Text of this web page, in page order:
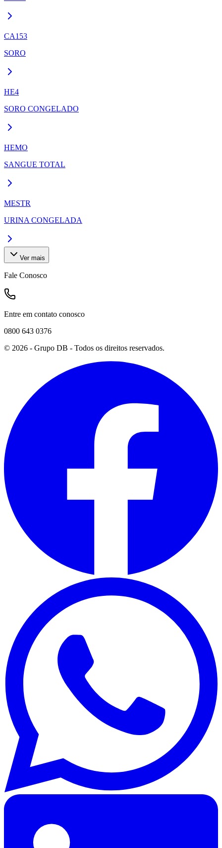
CA153
SORO
HE4
SORO CONGELADO
HEMO
SANGUE TOTAL
MESTR
URINA CONGELADA
Ver mais
Fale Conosco
Entre em contato conosco
0800 643 0376
© 2026 - Grupo DB - Todos os direitos reservados.